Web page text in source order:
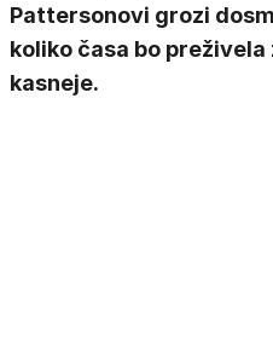
Pattersonovi grozi
koliko časa bo preživela
kasneje.